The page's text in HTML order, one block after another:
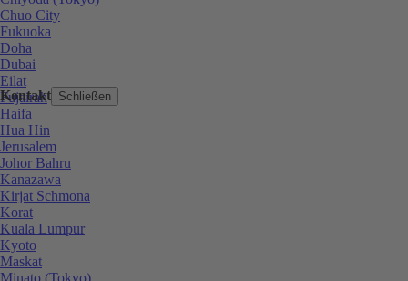
Kontakt Schließen
Chuo City
Fukuoka
Doha
Dubai
Eilat
Fujairah
Haifa
Hua Hin
Jerusalem
Johor Bahru
Kanazawa
Kirjat Schmona
Korat
Kuala Lumpur
Kyoto
Maskat
Minato (Tokyo)